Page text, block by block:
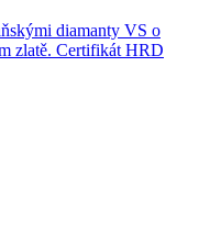
diamanty VS o
zlatě. Certifikát HRD